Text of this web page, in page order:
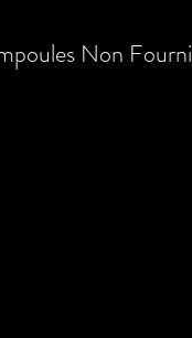
Non Fourni